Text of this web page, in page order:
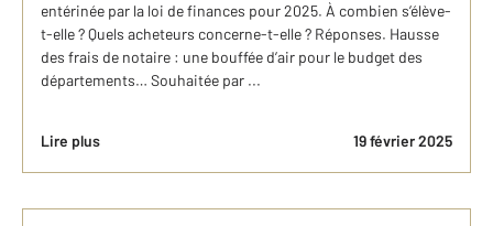
entérinée par la loi de finances pour 2025. À combien s’élève-
t-elle ? Quels acheteurs concerne-t-elle ? Réponses. Hausse
des frais de notaire : une bouffée d’air pour le budget des
départements… Souhaitée par ...
Lire plus 19 février 2025